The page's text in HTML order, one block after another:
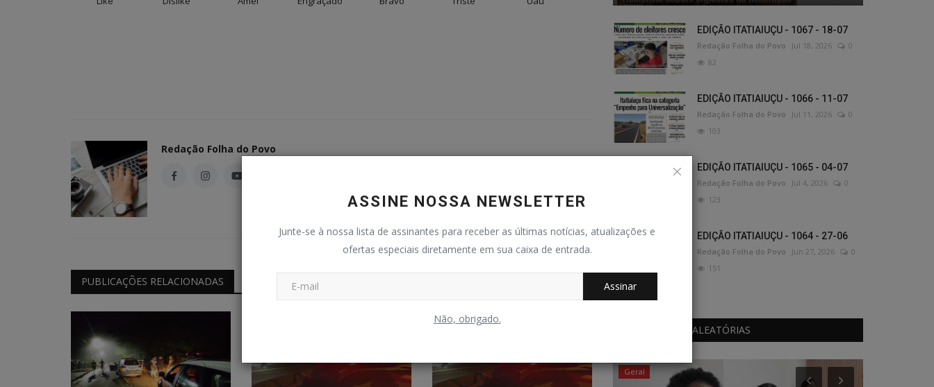
ASSINE NOSSA NEWSLETTER
Junte-se à nossa lista de assinantes para receber as últimas notícias, atualizações e
ofertas especiais diretamente em sua caixa de entrada.
Assinar
Não, obrigado.
Redação Folha do Povo
PUBLICAÇÕES RELACIONADAS
EDIÇÃO ITATIAIUÇU - 1067 - 18-07
Redação Folha do Povo Jul 18, 2026
0
82
EDIÇÃO ITATIAIUÇU - 1066 - 11-07
Redação Folha do Povo Jul 11, 2026
0
103
EDIÇÃO ITATIAIUÇU - 1065 - 04-07
Redação Folha do Povo Jul 4, 2026
0
123
EDIÇÃO ITATIAIUÇU - 1064 - 27-06
Redação Folha do Povo Jun 27, 2026
0
151
PUBLICAÇÕES ALEATÓRIAS
Holofote Geral Geral